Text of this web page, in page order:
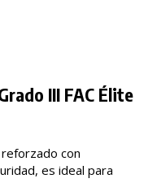
III FAC Élite
con
es ideal para